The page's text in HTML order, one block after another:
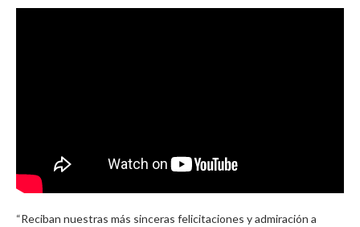
“Reciban nuestras más sinceras felicitaciones y admiración a